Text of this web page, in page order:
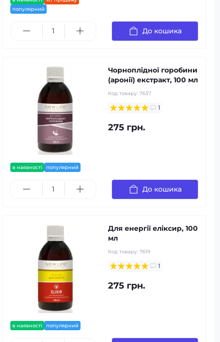
популярний
До кошика
в наявності популярний
Чорноплідної горобини
(аронії) екстракт, 100 мл
Код товару: 7637
1
275 грн.
До кошика
в наявності популярний
Для енергії еліксир, 100
мл
Код товару: 7619
1
275 грн.